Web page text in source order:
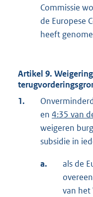
Commissie
de Europese
heeft
Artikel 9.
1.
en 4:35 van
weigeren
subsidie in
a.
als de
van het